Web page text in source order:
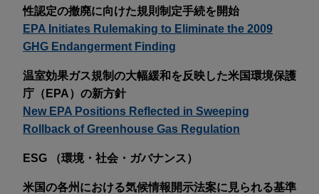
性認定の撤廃に向けた規則制定手続を開始
EPA Initiates Rulemaking to Eliminate the 2009
GHG Endangerment Finding
温室効果ガス規制の大幅緩和を反映した米国環境保護
庁（EPA）の新方針
New EPA Positions Reflected in Sweeping
Rollback of Greenhouse Gas Regulation
ESG （環境・社会・ガバナンス）
米国の各州における気候情報開示法案に見られる基準